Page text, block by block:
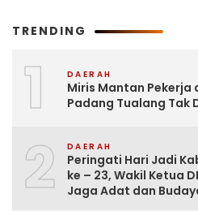
TRENDING
1 DAERAH
Miris Mantan Pekerja
Padang Tualang Tak
2 DAERAH
Peringati Hari Jadi
ke – 23, Wakil Ketua
Jaga Adat dan